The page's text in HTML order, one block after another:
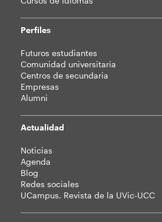
Perfiles
Futuros estudiantes
Comunidad universitaria
Centros de secundaria
Empresas
Alumni
Actualidad
Noticias
Agenda
Blog
Redes sociales
UCampus. Revista de la UVic-UCC